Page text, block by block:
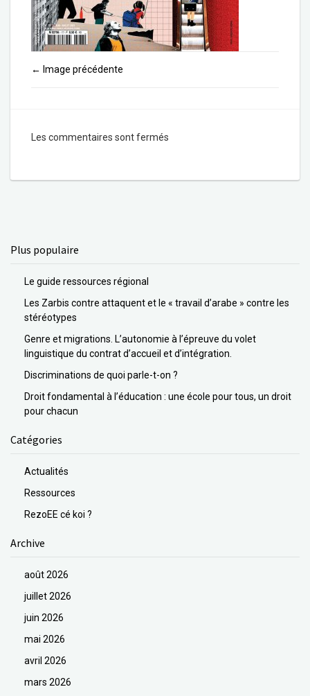
← Image précédente
Les commentaires sont fermés
Plus populaire
Le guide ressources régional
Les Zarbis contre attaquent et le « travail d’arabe » contre les
stéréotypes
Genre et migrations. L’autonomie à l’épreuve du volet
linguistique du contrat d’accueil et d’intégration.
Discriminations de quoi parle-t-on ?
Droit fondamental à l’éducation : une école pour tous, un droit
pour chacun
Catégories
Actualités
Ressources
RezoEE cé koi ?
Archive
août 2026
juillet 2026
juin 2026
mai 2026
avril 2026
mars 2026